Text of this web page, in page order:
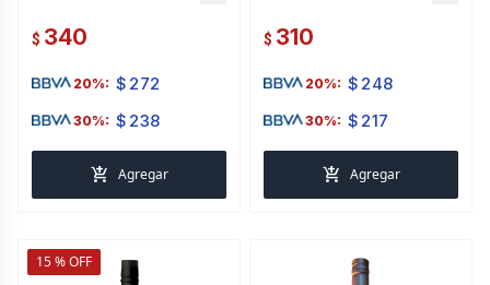
$ 340
20%: $ 272
30%: $ 238
add_shopping_cart Agregar
$ 310
20%: $ 248
30%: $ 217
add_shopping_cart Agregar
15 % OFF